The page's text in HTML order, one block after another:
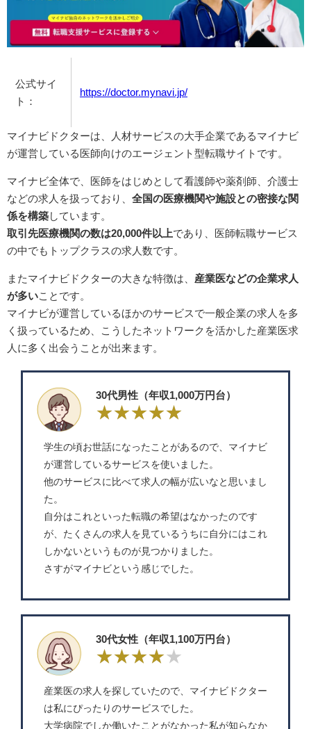
公式サイ
ト：
https://doctor.mynavi.jp/
マイナビドクターは、人材サービスの大手企業であるマイナビ
が運営している医師向けのエージェント型転職サイトです。
マイナビ全体で、医師をはじめとして看護師や薬剤師、介護士
などの求人を扱っており、 全国の医療機関や施設との密接な関
係を構築 しています。
取引先医療機関の数は20,000件以上であり、医師転職サービス
の中でもトップクラスの求人数です。
またマイナビドクターの大きな特徴は、 産業医などの企業求人
が多い ことです。
マイナビが運営しているほかのサービスで一般企業の求人を多
く扱っているため、こうしたネットワークを活かした産業医求
人に多く出会うことが出来ます。
30代男性（年収1,000万円台）
学生の頃お世話になったことがあるので、マイナビ
が運営しているサービスを使いました。
他のサービスに比べて求人の幅が広いなと思いまし
た。
自分はこれといった転職の希望はなかったのです
が、たくさんの求人を見ているうちに自分にはこれ
しかないというものが見つかりました。
さすがマイナビという感じでした。
30代女性（年収1,100万円台）
産業医の求人を探していたので、マイナビドクター
は私にぴったりのサービスでした。
大学病院でしか働いたことがなかった私が知らなか